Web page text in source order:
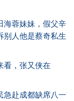
海蓉妹妹，假父辛
别人他是蔡奇私生
看，张又侠在
急赴成都缺席八一